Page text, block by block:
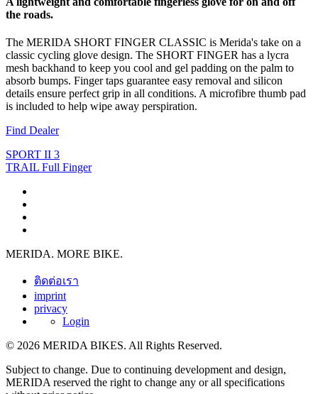
the roads.
The MERIDA SHORT FINGER CLASSIC is Merida's take on a
classic cycling glove design. The SHORT FINGER has a lycra
mesh backhand to keep you cool and gel padding on the palm to
absorb bumps. Finger taps guarantee easy removal and silicon
details ensure perfect grip in all conditions. A microfibre thumb pad
is included to help wipe away perspiration.
Find Dealer
SPORT II 3
TRAIL Full Finger
MERIDA. MORE BIKE.
ติดต่อเรา
imprint
privacy
Login
© 2026 MERIDA BIKES. All Rights Reserved.
Subject to change. Due to continuing development and design,
MERIDA reserved the right to change any or all specifications